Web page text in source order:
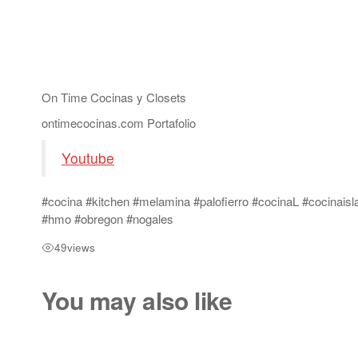
On Time Cocinas y Closets
ontimecocinas.com Portafolio
Youtube
#cocina #kitchen #melamina #palofierro #cocinaL
#hmo #obregon #nogales
49views
You may also like